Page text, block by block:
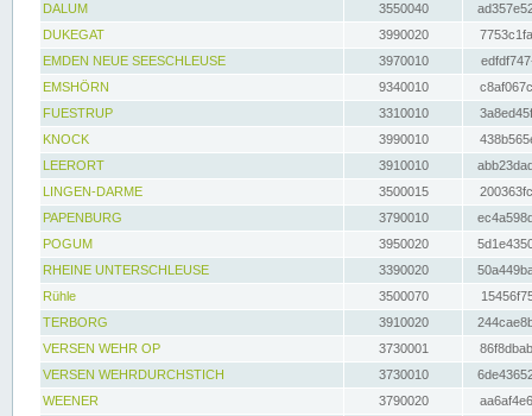
DALUM
3550040
DUKEGAT
3990020
EMDEN NEUE SEESCHLEUSE
3970010
EMSHÖRN
9340010
FUESTRUP
3310010
KNOCK
3990010
LEERORT
3910010
LINGEN-DARME
3500015
PAPENBURG
3790010
POGUM
3950020
RHEINE UNTERSCHLEUSE
3390020
Rühle
3500070
TERBORG
3910020
VERSEN WEHR OP
3730001
VERSEN WEHRDURCHSTICH
3730010
WEENER
3790020